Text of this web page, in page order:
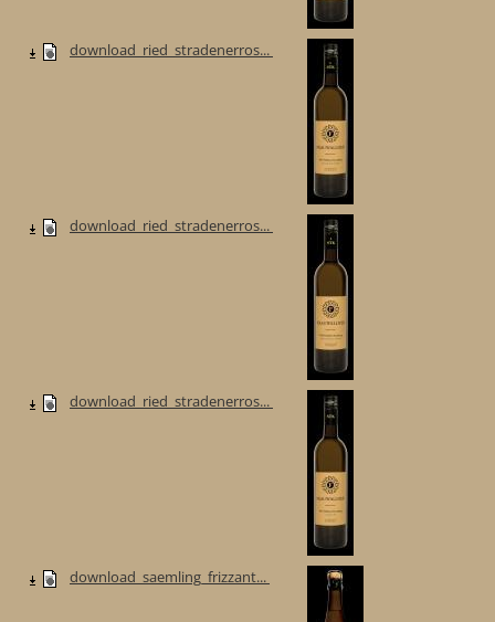
download_ried_stradenerros...
download_ried_stradenerros...
download_ried_stradenerros...
download_saemling_frizzant...